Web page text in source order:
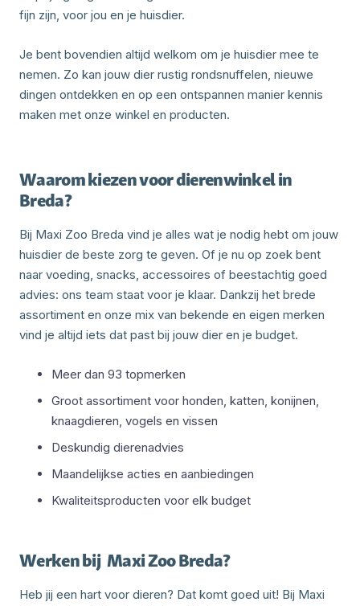
fijn zijn, voor jou en je huisdier.
Je bent bovendien altijd welkom om je huisdier mee te
nemen. Zo kan jouw dier rustig rondsnuffelen, nieuwe
dingen ontdekken en op een ontspannen manier kennis
maken met onze winkel en producten.
Waarom kiezen voor dierenwinkel in
Breda?
Bij Maxi Zoo Breda vind je alles wat je nodig hebt om jouw
huisdier de beste zorg te geven. Of je nu op zoek bent
naar voeding, snacks, accessoires of beestachtig goed
advies: ons team staat voor je klaar. Dankzij het brede
assortiment en onze mix van bekende en eigen merken
vind je altijd iets dat past bij jouw dier en je budget.
Meer dan 93 topmerken
Groot assortiment voor honden, katten, konijnen,
knaagdieren, vogels en vissen
Deskundig dierenadvies
Maandelijkse acties en aanbiedingen
Kwaliteitsproducten voor elk budget
Werken bij Maxi Zoo Breda?
Heb jij een hart voor dieren? Dat komt goed uit! Bij Maxi